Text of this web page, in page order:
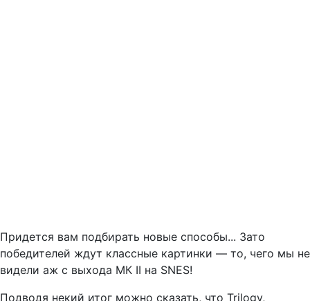
Придется вам подбирать новые способы... Зато
победителей ждут классные картинки — то, чего мы не
видели аж с выхода МК II на SNES!
Подводя некий итог можно сказать, что Trilogy,